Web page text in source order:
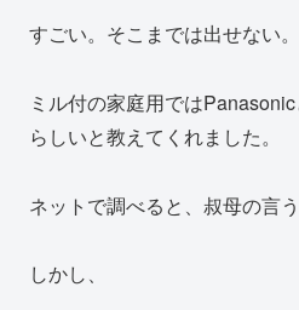
すごい。そこまでは出せない。
ミル付の家庭用では
らしいと教えてくれました。
ネットで調べると、叔母の言う
しかし、